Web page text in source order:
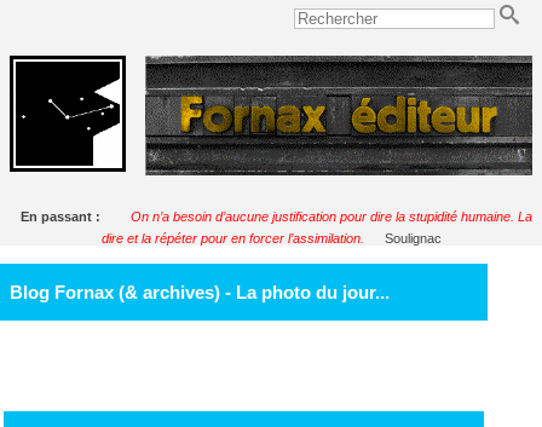
En passant :
On n’a besoin d’aucune justification pour dire la stupidité humaine. La
dire et la répéter pour en forcer l’assimilation.
Soulignac
Blog Fornax (& archives) - La photo du jour...